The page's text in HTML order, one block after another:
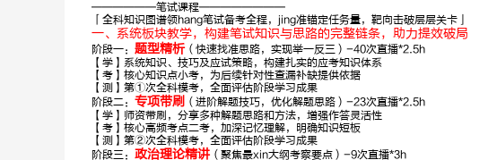
——————笔试课程————————
「全科知识图谱领hang笔试备考全程，jing准锚定任务量，靶向击破层层关卡」
一、系统板块教学，构建笔试知识与思路的完整链条，助力提效破局
阶段一： 题型精析（快速找准思路，实现举一反三）-40次直播*2.5h
【学】系统知识、技巧及应试策略，构建扎实的应考知识体系
【考】核心知识点小考，为后续针对性查漏补缺提供依据
【测】第①次全科模考，全面评估阶段学习成果
阶段二： 专项带刷 （进阶解题技巧，优化解题思路）-23次直播*2.5h
【学】师资带刷，分享多种解题思路和方法，增强作答灵活性
【考】核心高频考点二考，加深记忆理解，明确知识短板
【测】第②次全科模考，全面评估阶段学习成果
阶段三： 政治理论精讲 （聚焦最xin大纲考察要点）-9次直播*3h
石惠胜
深耕申论10
年，金句御姐
梁春玮
行测理科
深耕数资13
年，方法技巧